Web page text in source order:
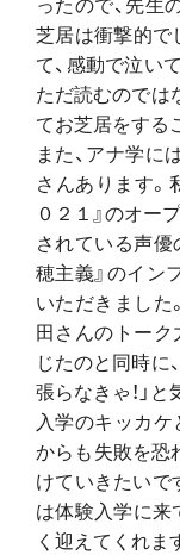
芝居は衝撃的で
て、感動で泣い
ただ読むのでは
てお芝居をする
また、アナ学に
さんあります。
０２１』のオー
されている声優
穂主義』のイン
いただきました
田さんのトーク
じたのと同時に
張らなきゃ！」
入学のキッカ
からも失敗を恐
けていきたいで
は体験入学に来
く迎えてくれま